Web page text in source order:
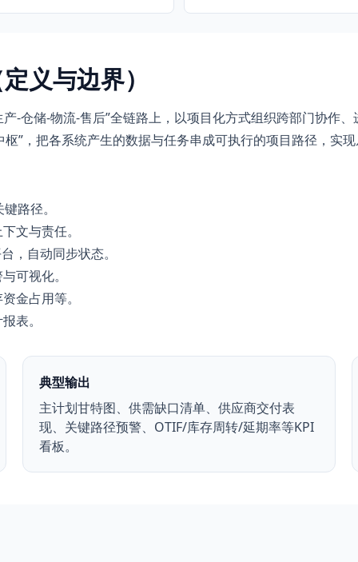
义与边界）
-仓储-物流-售后”全链路上，以项目化方式组织跨部门协作
”，把各系统产生的数据与任务串成可执行的项目路径，实
路径。
文与责任。
，自动同步状态。
可视化。
金占用等。
表。
典型输出
主计划甘特图、供需缺口清单、供应商交付表
现、关键路径预警、OTIF/库存周转/延期率等KPI
看板。